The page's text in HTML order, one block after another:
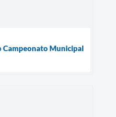
Campeonato Municipal